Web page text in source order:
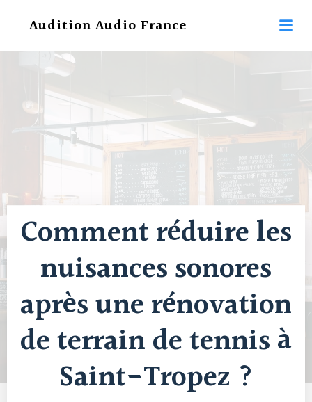
au
Audition Audio France
Comment réduire les
nuisances sonores
après une rénovation
de terrain de tennis à
Saint-Tropez ?